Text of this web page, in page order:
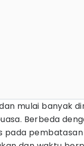
mulai banyak
Berbeda
pada pembatasan